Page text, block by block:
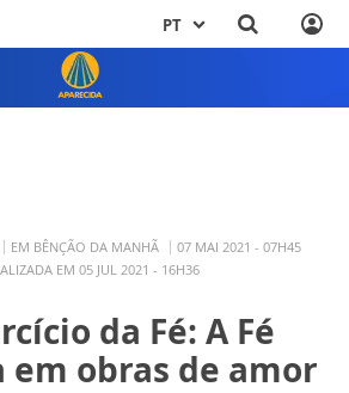
PT
EM BÊNÇÃO DA MANHÃ
07 MAI 2021 - 07H45
EM 05 JUL 2021 - 16H36
da Fé: A Fé
obras de amor